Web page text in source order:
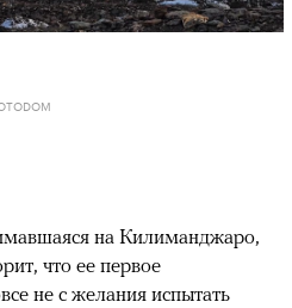
на Килиманджаро,
что ее первое
не с желания испытать